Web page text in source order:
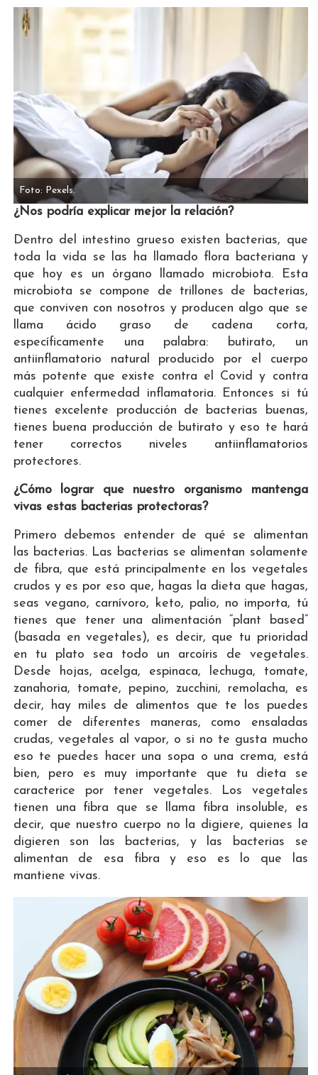
Foto: Pexels.
¿Nos podría explicar mejor la relación?
Dentro del intestino grueso existen bacterias, que
toda la vida se las ha llamado flora bacteriana y
que hoy es un órgano llamado microbiota. Esta
microbiota se compone de trillones de bacterias,
que conviven con nosotros y producen algo que se
llama ácido graso de cadena corta,
específicamente una palabra: butirato, un
antiinflamatorio natural producido por el cuerpo
más potente que existe contra el Covid y contra
cualquier enfermedad inflamatoria. Entonces si tú
tienes excelente producción de bacterias buenas,
tienes buena producción de butirato y eso te hará
tener correctos niveles antiinflamatorios
protectores.
¿Cómo lograr que nuestro organismo mantenga
vivas estas bacterias protectoras?
Primero debemos entender de qué se alimentan
las bacterias. Las bacterias se alimentan solamente
de fibra, que está principalmente en los vegetales
crudos y es por eso que, hagas la dieta que hagas,
seas vegano, carnívoro, keto, palio, no importa, tú
tienes que tener una alimentación “plant based”
(basada en vegetales), es decir, que tu prioridad
en tu plato sea todo un arcoíris de vegetales.
Desde hojas, acelga, espinaca, lechuga, tomate,
zanahoria, tomate, pepino, zucchini, remolacha, es
decir, hay miles de alimentos que te los puedes
comer de diferentes maneras, como ensaladas
crudas, vegetales al vapor, o si no te gusta mucho
eso te puedes hacer una sopa o una crema, está
bien, pero es muy importante que tu dieta se
caracterice por tener vegetales. Los vegetales
tienen una fibra que se llama fibra insoluble, es
decir, que nuestro cuerpo no la digiere, quienes la
digieren son las bacterias, y las bacterias se
alimentan de esa fibra y eso es lo que las
mantiene vivas.